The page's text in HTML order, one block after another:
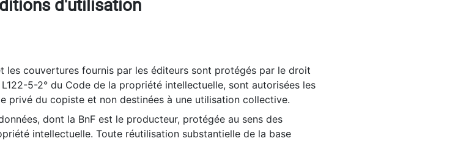
d'utilisation
les couvertures fournis par les éditeurs sont protégés par le droit
5-2° du Code de la propriété intellectuelle, sont autorisées les
privé du copiste et non destinées à une utilisation collective.
dont la BnF est le producteur, protégée au sens des
intellectuelle. Toute réutilisation substantielle de la base